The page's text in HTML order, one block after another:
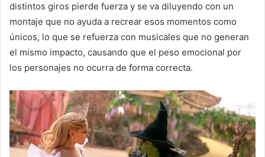
distintos giros pierde fuerza y se va diluyendo con un
montaje que no ayuda a recrear esos momentos como
únicos, lo que se refuerza con musicales que no generan
el mismo impacto, causando que el peso emocional por
los personajes no ocurra de forma correcta.